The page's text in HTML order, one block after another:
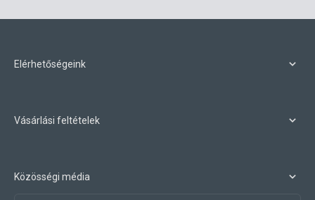
Elérhetőségeink
Vásárlási feltételek
Közösségi média